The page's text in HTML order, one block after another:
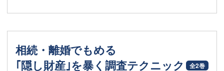
相続・離婚でもめる
｢隠し財産｣を暴く調査テクニック
全2巻